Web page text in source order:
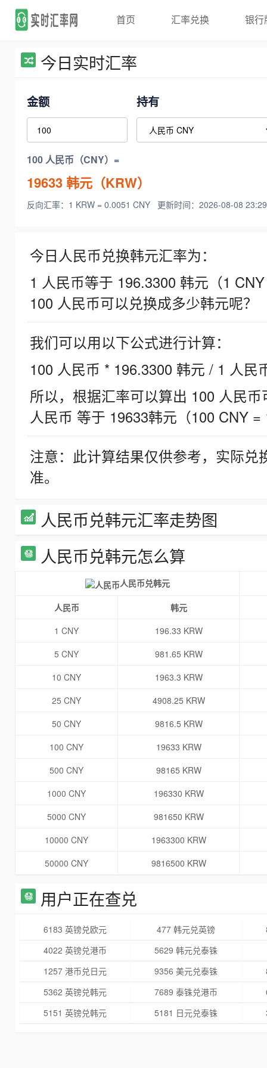
首页 汇率兑换 银行
今日实时汇率
金额 持有
100 人民币（CNY）=
19633韩元（KRW）
反向汇率：1 KRW = 0.0051 CNY 更新时间：2026-08-08
今日人民币兑换韩元汇率为：
1 人民币等于 196.3300 韩元（1
100 人民币可以兑换成多少韩元呢？
我们可以用以下公式进行计算：
100 人民币 * 196.3300 韩元 / 1 人民
所以，根据汇率可以算出 100 人民
人民币 等于 19633韩元（100 CNY =
注意：此计算结果仅供参考，实际
准。
人民币兑韩元汇率走势图
人民币兑韩元怎么算
人民币兑韩元
人民币
韩元
1 CNY
196.33 KRW
5 CNY
981.65 KRW
10 CNY
1963.3 KRW
25 CNY
4908.25 KRW
50 CNY
9816.5 KRW
100 CNY
19633 KRW
500 CNY
98165 KRW
1000 CNY
196330 KRW
5000 CNY
981650 KRW
10000 CNY
1963300 KRW
50000 CNY
9816500 KRW
用户正在查兑
6183 英镑兑欧元 477 韩元兑英镑
4022 英镑兑港币
5629 韩元兑泰铢
1257 港币兑日元
9356 美元兑泰铢
5362 英镑兑韩元
7689 泰铢兑港币
5151 英镑兑韩元
5181 日元兑泰铢